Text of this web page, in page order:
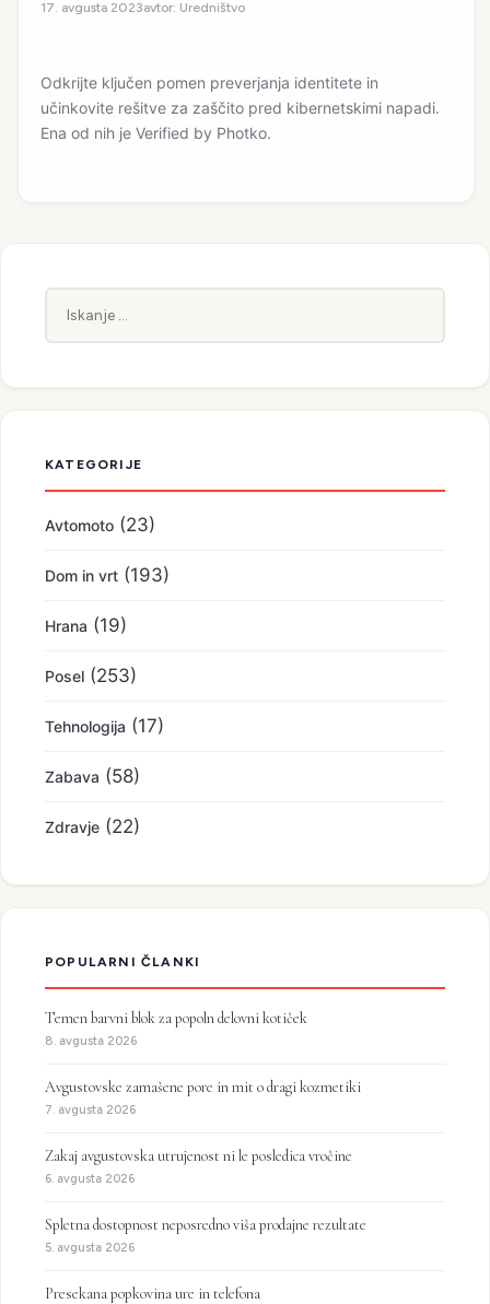
17. avgusta 2023avtor: Uredništvo
Odkrijte ključen pomen preverjanja identitete in
učinkovite rešitve za zaščito pred kibernetskimi napadi.
Ena od nih je Verified by Photko.
KATEGORIJE
Avtomoto (23)
Dom in vrt (193)
Hrana (19)
Posel (253)
Tehnologija (17)
Zabava (58)
Zdravje (22)
POPULARNI ČLANKI
Temen barvni blok za popoln delovni kotiček
8. avgusta 2026
Avgustovske zamašene pore in mit o dragi kozmetiki
7. avgusta 2026
Zakaj avgustovska utrujenost ni le posledica vročine
6. avgusta 2026
Spletna dostopnost neposredno viša prodajne rezultate
5. avgusta 2026
Presekana popkovina ure in telefona